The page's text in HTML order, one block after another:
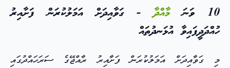
10 ވަނަ މާއްދާ- ގަވާއިދަށް އަމަލުކުރަން ފަށާއިރު
ހުއްދަދީފައިވާ އުޅަނދުތައް
މި ގަވާއިދަށް އަމަލުކުރަން ފަށާއިރު ރާއްޖޭގެ ސަރަހައްދުގައި